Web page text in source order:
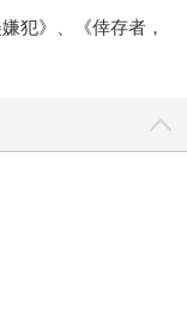
犯》、《倖存者，